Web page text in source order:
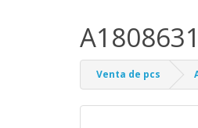
A1808631
Venta de pcs